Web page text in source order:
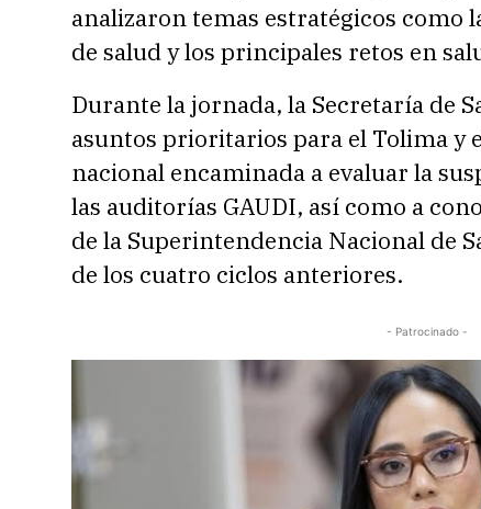
analizaron temas estratégicos como
de salud y los principales retos en
Durante la jornada, la Secretaría de
asuntos prioritarios para el Tolima y
nacional encaminada a evaluar la
las auditorías GAUDI, así como a
de la Superintendencia Nacional de
de los cuatro ciclos anteriores.
- Patrocinado -